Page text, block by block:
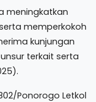
meningkatkan
memperkokoh
kunjungan
terkait serta
Ponorogo Letkol